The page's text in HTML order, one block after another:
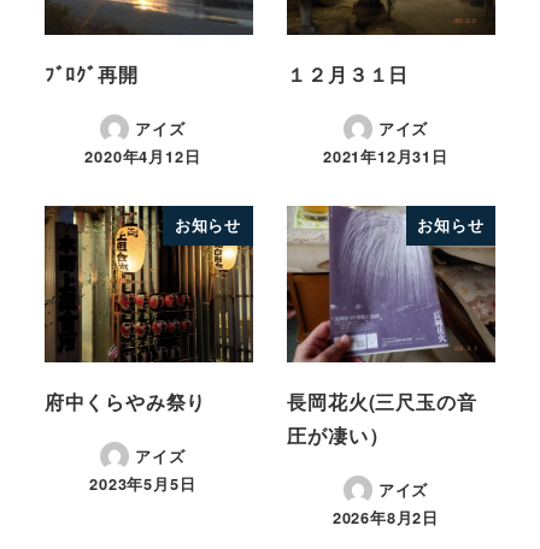
ﾌﾞﾛｸﾞ再開
アイズ
2020年4月12日
１２月３１日
アイズ
2021年12月31日
お知らせ
府中くらやみ祭り
アイズ
2023年5月5日
お知らせ
長岡花火(三尺玉の音
圧が凄い）
アイズ
2026年8月2日